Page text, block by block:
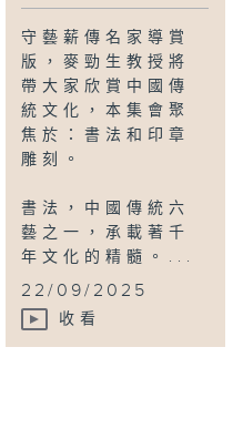
守藝薪傳名家導賞
版，麥勁生教授將
帶大家欣賞中國傳
統文化，本集會聚
焦於：書法和印章
雕刻。
書法，中國傳統六
藝之一，承載著千
年文化的精髓。...
22/09/2025
收看